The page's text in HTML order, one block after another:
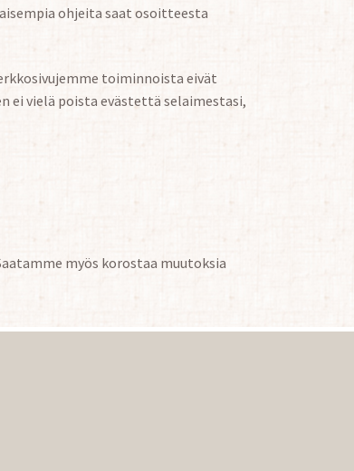
ohjeita saat osoitteesta
toiminnoista eivät
ei vielä poista evästettä selaimestasi,
myös korostaa muutoksia